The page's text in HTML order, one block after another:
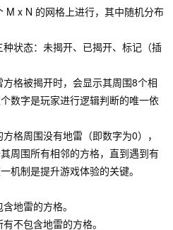
M x N 的网格上进行，其中随机分布
状态：未揭开、已揭开、标记（插
格被揭开时，会显示其周围8个相
数字是玩家进行逻辑判断的唯一依
格周围没有地雷（即数字为0），
周围所有相邻的方格，直到遇到有
机制是提升游戏体验的关键。
地雷的方格。
不包含地雷的方格。